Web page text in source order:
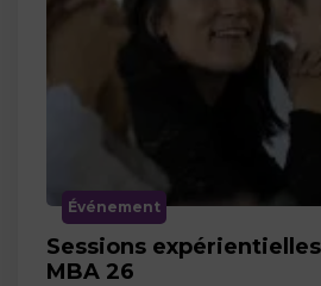
Événement
Sessions
MBA 26